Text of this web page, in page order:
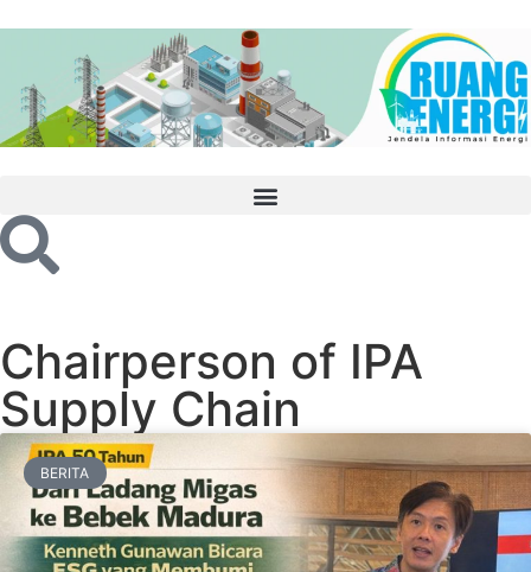
Chairperson of IPA
Supply Chain
BERITA